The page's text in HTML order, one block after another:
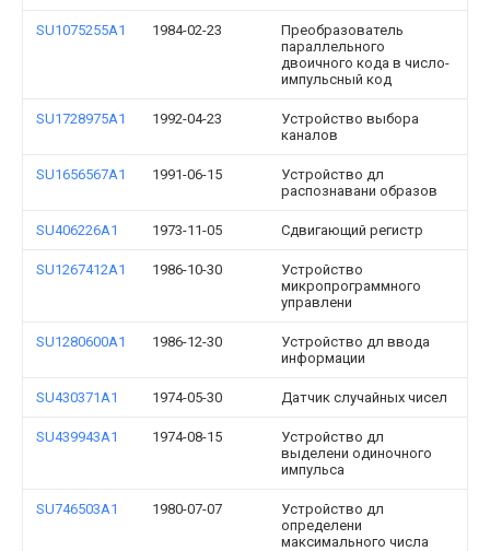
SU1075255A1 1984-02-23
Преобразователь
параллельного
двоичного кода в число-
импульсный код
SU1728975A1 1992-04-23
Устройство выбора
каналов
SU1656567A1 1991-06-15
Устройство дл
распознавани образов
SU406226A1 1973-11-05 Сдвигающий регистр
SU1267412A1 1986-10-30
Устройство
микропрограммного
управлени
SU1280600A1 1986-12-30
Устройство дл ввода
информации
SU430371A1 1974-05-30 Датчик случайных чисел
SU439943A1 1974-08-15
Устройство дл
выделени одиночного
импульса
SU746503A1 1980-07-07
Устройство дл
определени
максимального числа